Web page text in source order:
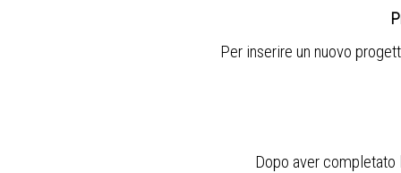
Per inserire un nuovo
Dopo aver